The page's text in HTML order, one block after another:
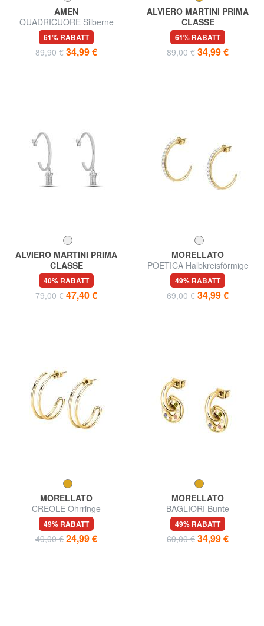
AMEN
QUADRICUORE Silberne
Ohrringe mit weißen Zirkonen
61% RABATT
89,90 € 34,99 €
ALVIERO MARTINI PRIMA
CLASSE
BROADWAY Kreisohrringe mit
Anhänger
61% RABATT
89,00 € 34,99 €
ALVIERO MARTINI PRIMA
CLASSE
BROADWAY Kreisohrringe mit
Anhänger
40% RABATT
79,00 € 47,40 €
MORELLATO
POETICA Halbkreisförmige
Ohrringe mit Kristallen
49% RABATT
69,00 € 34,99 €
MORELLATO
CREOLE Ohrringe
49% RABATT
49,00 € 24,99 €
MORELLATO
BAGLIORI Bunte
Kristallohrringe
49% RABATT
69,00 € 34,99 €